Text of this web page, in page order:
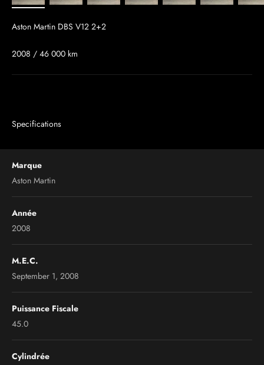
Aston Martin DBS V12 2+2
2008 / 46 000 km
Specifications
Marque
Aston Martin
Année
2008
M.E.C.
September 1, 2008
Puissance Fiscale
45.0
Cylindrée